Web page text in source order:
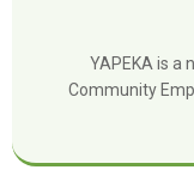
YAPEKA is a
Community